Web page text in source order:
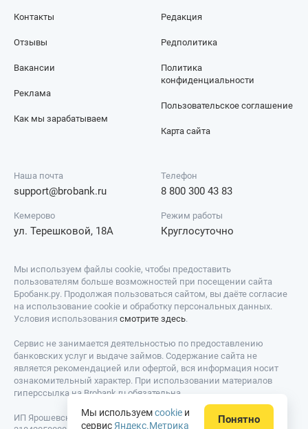
Контакты
Отзывы
Редакция
Редполитика
Вакансии
Реклама
Как мы зарабатываем
Политика
конфиденциальности
Пользовательское соглашение
Карта сайта
Наша почта
support@brobank.ru
Телефон
8 800 300 43 83
Кемерово
ул. Терешковой, 18А
Режим работы
Круглосуточно
Мы используем файлы cookie, чтобы предоставить
пользователям больше возможностей при посещении сайта
Бробанк.ру. Продолжая пользоваться сайтом, вы даёте согласие
на использование cookie и обработку персональных данных.
Условия использования смотрите здесь.
Сервис не занимается деятельностью по предоставлению
банковских услуг и выдаче займов. Содержание сайта не
является рекомендацией или офертой, вся информация носит
ознакомительный характер. При использовании материалов
гиперссылка на Brobank.ru обязательна.
ИП Ярошевский Д.И. ИНН: 423082922740. ОГРНИП:
Мы используемcookie и
сервис Яндекс.Метрика Понятно